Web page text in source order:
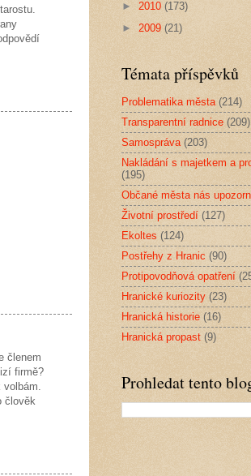
členem
firmě?
volbám.
člověk
► 2010 (173)
► 2009 (21)
Témata příspěvků
Problematika města (214)
Transparentní radnice (209)
Samospráva (203)
Nakládání s majetkem a
(195)
Občané města nás
Životní prostředí (127)
Ekoltes (124)
Postřehy z Hranic (90)
Protipovodňová opatření
Hranické kuriozity (23)
Hranická historie (16)
Hranická propast (9)
Prohledat tento